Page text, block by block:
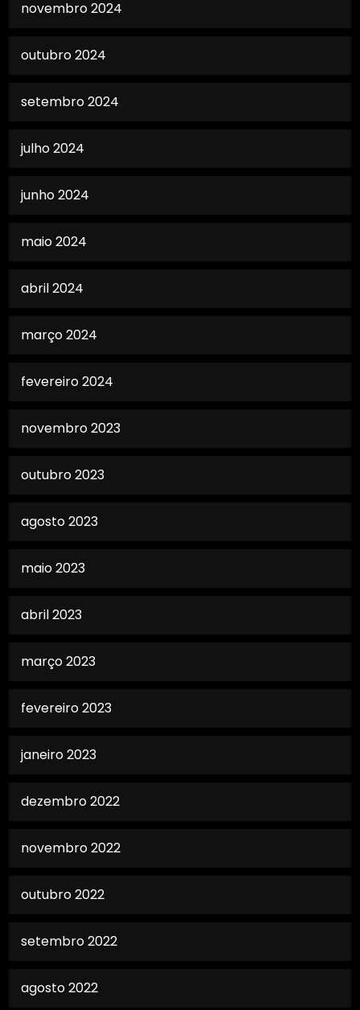
novembro 2024
outubro 2024
setembro 2024
julho 2024
junho 2024
maio 2024
abril 2024
março 2024
fevereiro 2024
novembro 2023
outubro 2023
agosto 2023
maio 2023
abril 2023
março 2023
fevereiro 2023
janeiro 2023
dezembro 2022
novembro 2022
outubro 2022
setembro 2022
agosto 2022